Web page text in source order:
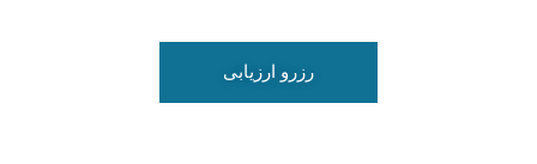
رزرو ارزیابی